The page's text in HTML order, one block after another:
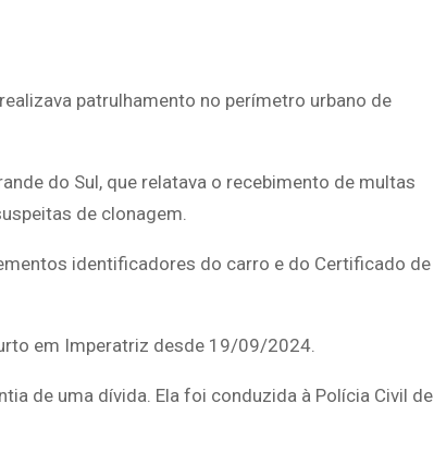
patrulhamento no perímetro urbano de
do Sul, que relatava o recebimento de multas
de clonagem.
identificadores do carro e do Certificado de
em Imperatriz desde 19/09/2024.
de uma dívida. Ela foi conduzida à Polícia Civil de